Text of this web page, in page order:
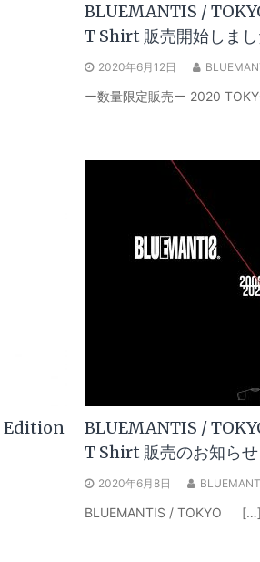
BLUEMANTIS /
T Shirt 販売開始しまし
2020年6月12日
ー数量限定販売ー 2020
Edition
BLUEMANTIS /
T Shirt 販売のお知らせ
2020年6月8日
BLUEMANTIS / TOKYO […]